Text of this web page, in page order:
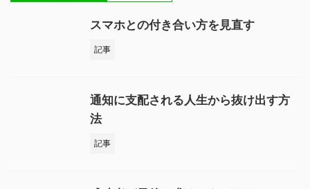
スマホとの付き合い方を見直す
記事
通知に支配される人生から抜け出す方
法
記事